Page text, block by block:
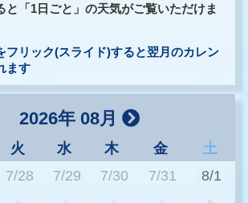
と「1日ごと」の天気がご覧いただけま
フリック(スライド)すると翌月のカレン
ます
2026年 08月
火 水 木 金
土
7/28 7/29 7/30 7/31 8/1